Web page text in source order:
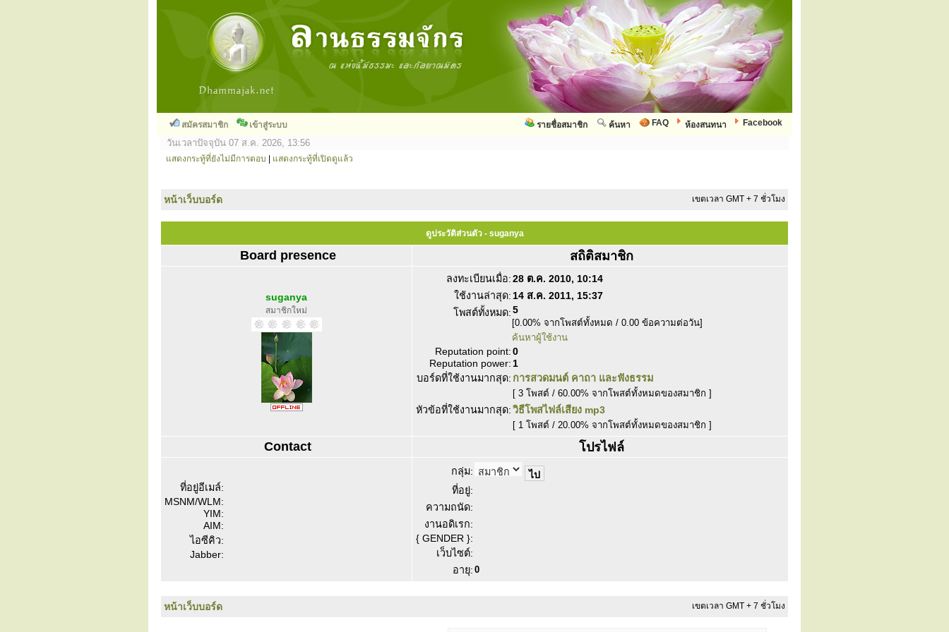
สมัครสมาชิก เข้าสู่ระบบ Facebook
ห้องสนทนา
FAQ
ค้นหา
รายชื่อสมาชิก
วันเวลาปัจจุบัน 07 ส.ค. 2026, 13:56
แสดงกระทู้ที่ยังไม่มีการตอบ แสดงกระทู้ที่เปิดดูแล้ว
หน้าเว็บบอร์ด เขตเวลา GMT + 7 ชั่วโมง
ดูประวัติส่วนตัว - suganya
Board presence สถิติสมาชิก
suganya
สมาชิกใหม่
ลงทะเบียนเมื่อ:28 ต.ค. 2010, 10:14
ใช้งานล่าสุด: 14 ส.ค. 2011, 15:37
โพสต์ทั้งหมด:5
[0.00% จากโพสต์ทั้งหมด / 0.00 ข้อความต่อวัน]
ค้นหาผู้ใช้งาน
Reputation point:0
Reputation power: 1
บอร์ดที่ใช้งานมากสุด: การสวดมนต์ คาถา และฟังธรรม
[ 3 โพสต์ / 60.00% จากโพสต์ทั้งหมดของสมาชิก ]
หัวข้อที่ใช้งานมากสุด:วิธีโพสไฟล์เสียง mp3
[ 1 โพสต์ / 20.00% จากโพสต์ทั้งหมดของสมาชิก ]
Contact โปรไฟล์
ที่อยู่อีเมล์:
MSNM/WLM:
YIM:
AIM:
ไอซีคิว:
Jabber:
กลุ่ม:
ที่อยู่:
ความถนัด:
งานอดิเรก:
{ GENDER }:
เว็บไซต์:
อายุ: 0
หน้าเว็บบอร์ด เขตเวลา GMT + 7 ชั่วโมง